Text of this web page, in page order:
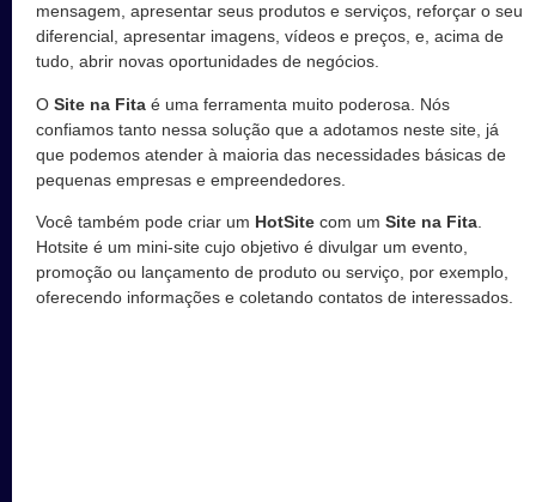
mensagem, apresentar seus produtos e serviços, reforçar o seu
diferencial, apresentar imagens, vídeos e preços, e, acima de
tudo, abrir novas oportunidades de negócios.
O Site na Fita é uma ferramenta muito poderosa. Nós
confiamos tanto nessa solução que a adotamos neste site, já
que podemos atender à maioria das necessidades básicas de
pequenas empresas e empreendedores.
Você também pode criar um HotSite com um Site na Fita
Hotsite é um mini-site cujo objetivo é divulgar um evento,
promoção ou lançamento de produto ou serviço, por exemplo,
oferecendo informações e coletando contatos de interessados.